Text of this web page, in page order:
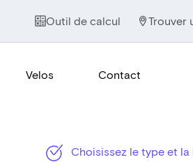
Outil de calcul Trouver
Velos Contact
Choisissez le type et